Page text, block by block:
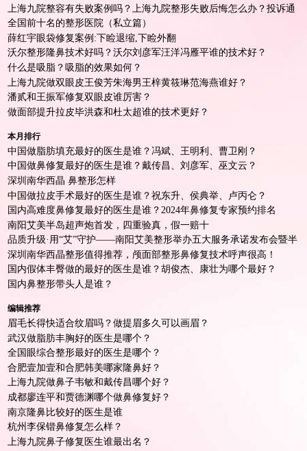
上海九院整容有失败案例吗？上海九院整形失败后悔怎么办？投诉通
道
全国前十名的整形医院（私立篇）
薛红宇眼袋修复案例:下睑退缩,下睑外翻
沃尔整形隆鼻技术好吗？沃尔刘彦军汪洋冯雁平谁的技术好？
什么是吸脂？吸脂的效果如何？
上海九院做双眼皮王俊芳朱海男王梓黄筱琳范海燕谁好？
潘贰和王振军修复双眼皮谁厉害？
做面部提升拉皮毕洪森和杜太超谁的技术更好？
本月排行
中国做脂肪填充最好的医生是谁？冯斌、王明利、曹卫刚？
中国做鼻修复最好的医生是谁？戴传昌、刘彦军、巫文云？
深圳南华西晶 鼻整形怎样
中国做拉皮手术最好的医生是谁？祝东升、侯典举、卢丙仑？
国内高难度鼻修复最好的医生是谁？2024年鼻修复专家预约排名
南阳艾美半岛超声炮首发，四重验真，假一赔十
品质升级·用“艾”守护——南阳艾美整形举办五大服务承诺发布会暨半
岛超声炮首发仪式！
深圳南华西晶整形值得推荐，颅面部整形鼻修复技术呼声很高！
国内假体丰臀做的最好的医生是谁？胡俊杰、康壮为哪个最好？
国内鼻整形带头人是谁？
编辑推荐
眉毛长得快适合纹眉吗？做提眉多久可以画眉？
武汉做脂肪丰胸好的医生是哪个？
全国眼综合整形最好的医生是哪个？
合肥壹加壹和合肥韩美哪家隆鼻好？
上海九院做鼻子韦敏和戴传昌哪个好？
成都廖连平和贾德渊哪个做鼻修复好？
南京隆鼻比较好的医生是谁
杭州李保锴鼻修复怎么样？
上海九院鼻子修复医生谁最出名？